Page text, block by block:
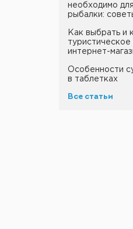
необходимо
рыбалки:
Как выбрать и
интернет-
Особенности
в таблетках
Все статьи